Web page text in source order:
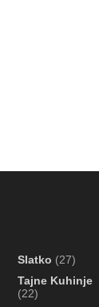
Slatko (27)
Tajne Kuhinje
(22)